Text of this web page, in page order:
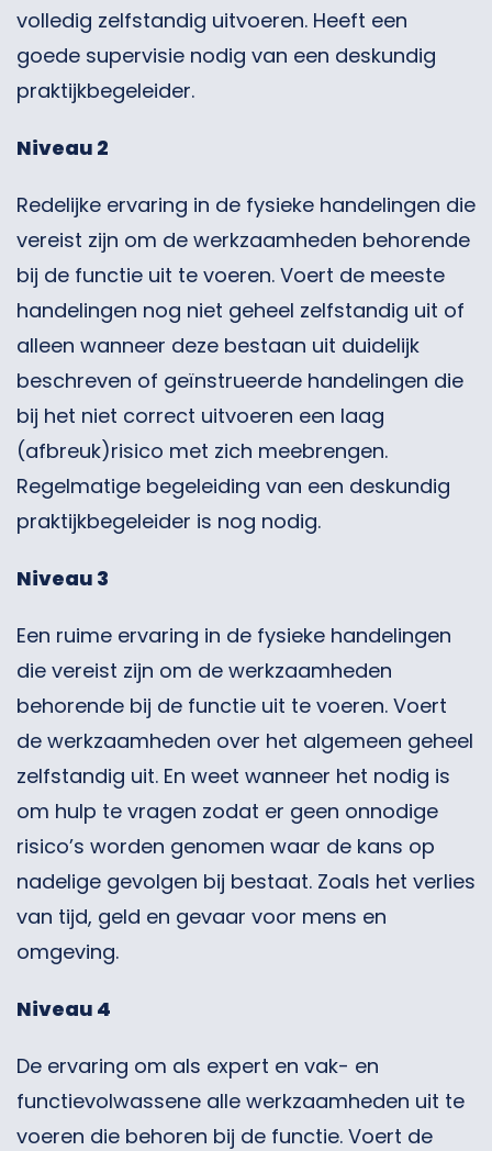
volledig zelfstandig uitvoeren. Heeft een
goede supervisie nodig van een deskundig
praktijkbegeleider.
Niveau 2
Redelijke ervaring in de fysieke handelingen die
vereist zijn om de werkzaamheden behorende
bij de functie uit te voeren. Voert de meeste
handelingen nog niet geheel zelfstandig uit of
alleen wanneer deze bestaan uit duidelijk
beschreven of geïnstrueerde handelingen die
bij het niet correct uitvoeren een laag
(afbreuk)risico met zich meebrengen.
Regelmatige begeleiding van een deskundig
praktijkbegeleider is nog nodig.
Niveau 3
Een ruime ervaring in de fysieke handelingen
die vereist zijn om de werkzaamheden
behorende bij de functie uit te voeren. Voert
de werkzaamheden over het algemeen geheel
zelfstandig uit. En weet wanneer het nodig is
om hulp te vragen zodat er geen onnodige
risico’s worden genomen waar de kans op
nadelige gevolgen bij bestaat. Zoals het verlies
van tijd, geld en gevaar voor mens en
omgeving.
Niveau 4
De ervaring om als expert en vak- en
functievolwassene alle werkzaamheden uit te
voeren die behoren bij de functie. Voert de